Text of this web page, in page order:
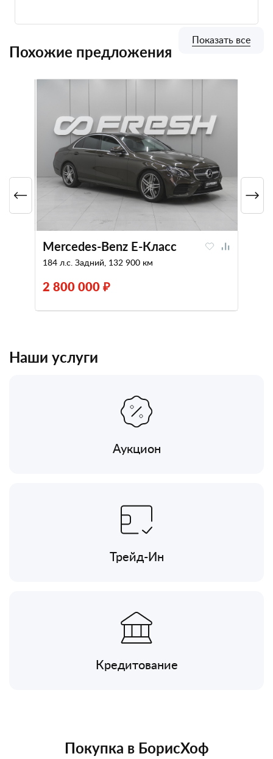
Похожие предложения
Mercedes-Benz E-Класс
184 л.с. Задний, 132 900 км
2 800 000 ₽
Показать все
Наши услуги
Аукцион
Трейд-Ин
Кредитование
Покупка в БорисХоф